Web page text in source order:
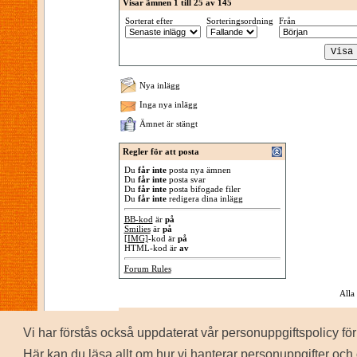
Vi har förstås också uppdaterat vår personuppgiftspolicy
Här kan du läsa allt om hur vi hanterar personuppgifter och
Visar ämnen 1 till 25 av 145
Sorterat efter
Sorteringsordning Från
Nya inlägg
Inga nya inlägg
Ämnet är stängt
Regler för att posta
Du får inteposta nya ämnen
Du får inteposta svar
Du får inteposta bifogade filer
Du får interedigera dina inlägg
BB-kod är på
Smiliesär på
[IMG]-kod är på
HTML-kod är av
Forum Rules
Alla